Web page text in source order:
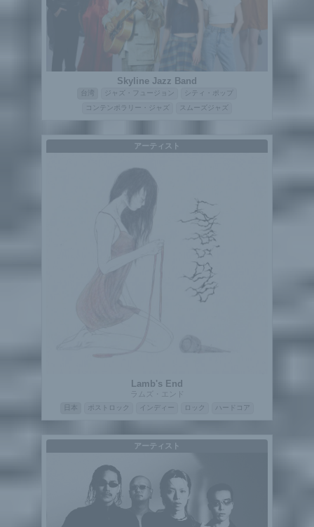
Skyline Jazz Band
ジャズ・フュージョン
シティ・ポップ
コンテンポラリー・ジャズ
スムーズジャズ
アーティスト
Lamb's End
ラムズ・エンド
ポストロック インディー ロック ハードコア
アーティスト